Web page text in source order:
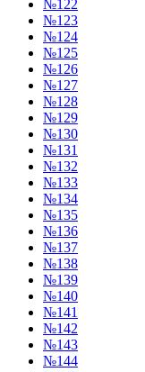
№122
№123
№124
№125
№126
№127
№128
№129
№130
№131
№132
№133
№134
№135
№136
№137
№138
№139
№140
№141
№142
№143
№144